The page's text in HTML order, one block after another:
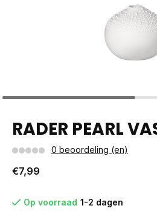
RADER PEARL
0 beoordeling (en)
€7,99
Op voorraad 1-2 dagen